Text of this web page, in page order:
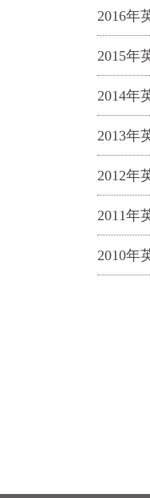
2016年
2015年
2014年
2013年
2012年
2011年
2010年